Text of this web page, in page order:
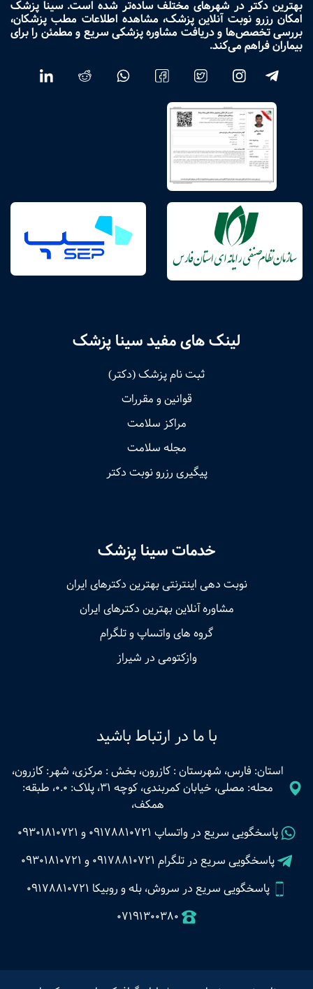
بهترین دکتر در شهرهای مختلف ساده‌تر شده است. سینا پزشک
امکان رزرو نوبت آنلاین پزشک، مشاهده اطلاعات مطب پزشکان،
بررسی تخصص‌ها و دریافت مشاوره پزشکی سریع و مطمئن را برای
بیماران فراهم می‌کند.
لینک های مفید سینا پزشک
ثبت نام پزشک (دکتر)
قوانین و مقررات
مراکز سلامت
مجله سلامت
پیگیری رزرو نوبت دکتر
خدمات سینا پزشک
نوبت‌ دهی اینترنتی بهترین دکترهای ایران
مشاوره آنلاین بهترین دکترهای ایران
گروه های واتساپ و تلگرام
وازکتومی در شیراز
با ما در ارتباط باشید
استان: فارس، شهرستان : کازرون، بخش : مرکزی، شهر: کازرون،
محله: مصلی، خیابان کمربندی، کوچه 31، پلاک: 0.0، طبقه:
همکف،
پاسخگویی سریع در واتساپ 09178810721 و 09301810721
پاسخگویی سریع در تلگرام 09178810721 و 09301810721
پاسخگویی سریع در سروش، بله و روبیکا 09178810721
07191300380